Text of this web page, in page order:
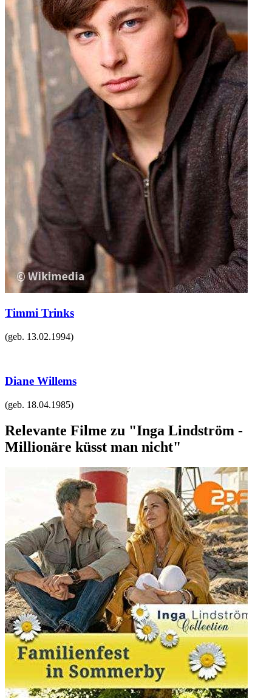
Timmi Trinks
(geb. 13.02.1994)
Diane Willems
(geb. 18.04.1985)
Relevante Filme zu "Inga Lindström -
Millionäre küsst man nicht"